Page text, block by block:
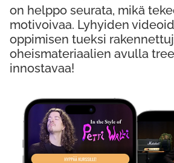
on helppo seurata, mikä
motivoivaa. Lyhyiden
oppimisen tueksi
oheismateriaalien avulla
innostavaa!